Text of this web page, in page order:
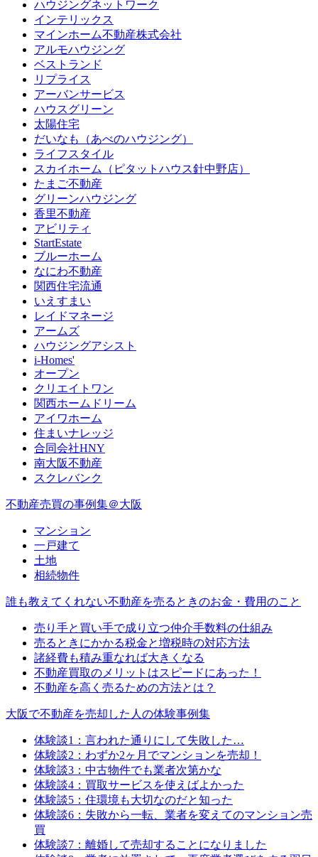
ハウジングネットワーク
インテリックス
マインホーム不動産株式会社
アルモハウジング
ベストランド
リプライス
アーバンサービス
ハウスグリーン
太陽住宅
だいなも（あべのハウジング）
ライフスタイル
スカイホーム（ピタットハウス針中野店）
たまご不動産
グリーンハウジング
香里不動産
アビリティ
StartEstate
ブルーホーム
なにわ不動産
関西住宅流通
いえすまい
レイドマネージ
アームズ
ハウジングアシスト
i-Homes'
オープン
クリエイトワン
関西ホームドリーム
アイワホーム
住まいナレッジ
合同会社HNY
南大阪不動産
スクレバンク
不動産売買の事例集＠大阪
マンション
一戸建て
土地
相続物件
誰も教えてくれない不動産を売るときのお金・費用のこと
売り手と買い手で成り立つ仲介手数料の仕組み
売るときにかかる税金と増税時の対応方法
諸経費も積み重なれば大きくなる
不動産買取のメリットはスピードにあった！
不動産を高く売るための方法とは？
大阪で不動産を売却した人の体験事例集
体験談1：言われた通りにして失敗した…
体験談2：わずか2ヶ月でマンションを売却！
体験談3：中古物件でも業者次第かな
体験談4：買取サービスを使えばよかった
体験談5：住環境も大切なのだと知った
体験談6：失敗から一転、業者を変えてのマンション売
買
体験談7：離婚して売却することになりました